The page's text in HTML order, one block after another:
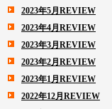
2023年5月REVIEW
2023年4月REVIEW
2023年3月REVIEW
2023年2月REVIEW
2023年1月REVIEW
2022年12月REVIEW